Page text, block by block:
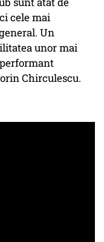
cele mai
Un
unor mai
Chirculescu.